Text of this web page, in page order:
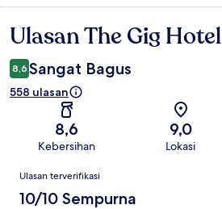
Ulasan
Ulasan The Gig Hotel
8,6 Sangat Bagus
558 ulasan
8,6
Kebersihan
9,0
Lokasi
Ulasan
Ulasan terverifikasi
10/10 Sempurna